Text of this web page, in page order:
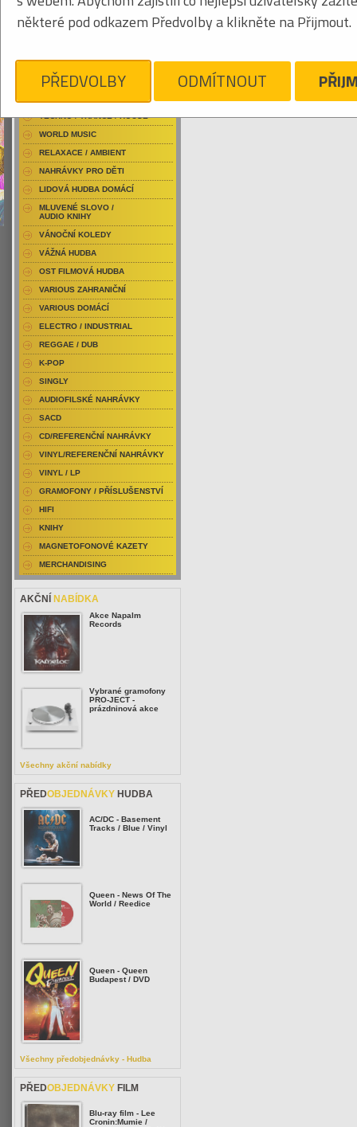
Je nám líto, ale pro daný žánr/kategorii
RAP / HIP HOP DOMÁCÍ
RAP / HIP HOP ZAHRANIČNÍ
DVD / HUDBA
PUNK / HARDCORE
TECHNO / TRANCE / HOUSE
WORLD MUSIC
RELAXACE / AMBIENT
NAHRÁVKY PRO DĚTI
LIDOVÁ HUDBA DOMÁCÍ
MLUVENÉ SLOVO /
AUDIO KNIHY
VÁNOČNÍ KOLEDY
VÁŽNÁ HUDBA
OST FILMOVÁ HUDBA
VARIOUS ZAHRANIČNÍ
VARIOUS DOMÁCÍ
ELECTRO / INDUSTRIAL
REGGAE / DUB
K-POP
SINGLY
AUDIOFILSKÉ NAHRÁVKY
SACD
CD/REFERENČNÍ NAHRÁVKY
VINYL/REFERENČNÍ NAHRÁVKY
VINYL / LP
GRAMOFONY / PŘÍSLUŠENSTVÍ
HIFI
KNIHY
MAGNETOFONOVÉ KAZETY
MERCHANDISING
AKČNÍ NABÍDKA
Akce Napalm
Records
Vybrané gramofony
PRO-JECT -
prázdninová akce
Všechny akční nabídky
PŘEDOBJEDNÁVKY HUDBA
AC/DC - Basement
Tracks / Blue / Vinyl
Queen - News Of The
World / Reedice
Queen - Queen
Budapest / DVD
Všechny předobjednávky - Hudba
PŘEDOBJEDNÁVKY FILM
Blu-ray film - Lee
Cronin:Mumie /
některé pod odkazem Předvolby a klikněte na Přijmout.
PŘEDVOLBY ODMÍTNOUT